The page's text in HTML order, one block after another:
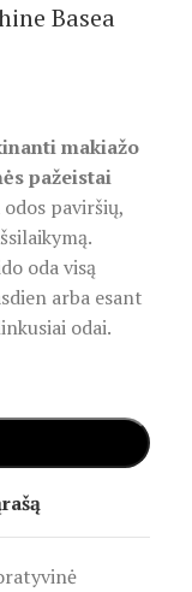
Basea
makiažo
pažeistai
paviršių,
oda visą
arba esant
odai.